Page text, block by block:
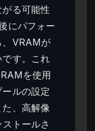
がる可能性
にパフォー
、VRAMが
す。これ
を使用
ルの設定
、高解像
トールさ